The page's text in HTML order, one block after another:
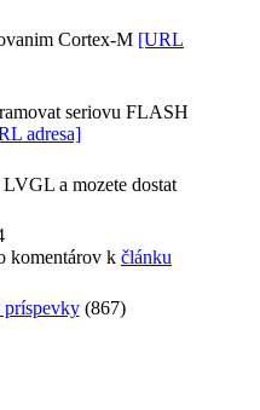
Cortex-M [URL
seriovu FLASH
adresa]
a mozete dostat
komentárov k článku
(867)